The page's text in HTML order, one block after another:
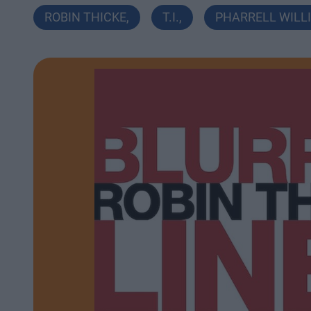
ROBIN THICKE, T.I., PHARRELL